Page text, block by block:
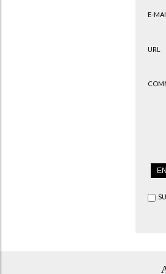
E-
URL